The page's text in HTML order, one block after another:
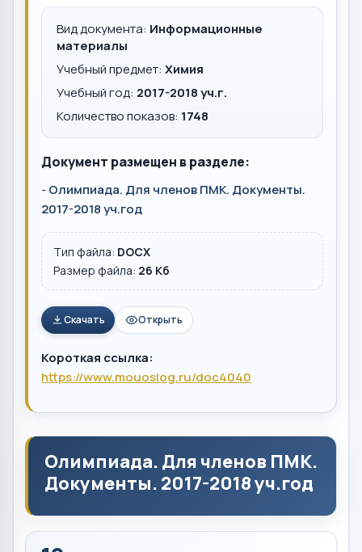
Вид документа: Информационные
материалы
Учебный предмет: Химия
Учебный год: 2017-2018 уч.г.
Количество показов: 1748
Документ размещен в разделе:
-Олимпиада. Для членов ПМК. Документы.
2017-2018 уч.год
Тип файла: DOCX
Размер файла: 26 Кб
Скачать Открыть
Короткая ссылка:
https://www.mouoslog.ru/doc4040
Олимпиада. Для членов ПМК.
Документы. 2017-2018 уч.год